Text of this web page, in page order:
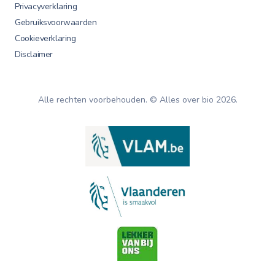
Privacyverklaring
Gebruiksvoorwaarden
Cookieverklaring
Disclaimer
Alle rechten voorbehouden. © Alles over bio 2026.